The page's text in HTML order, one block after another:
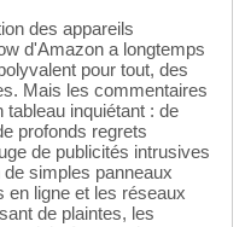
des appareils
d'Amazon a longtemps
pour tout, des
Mais les commentaires
inquiétant : de
profonds regrets
de publicités intrusives
simples panneaux
en ligne et les réseaux
de plaintes, les